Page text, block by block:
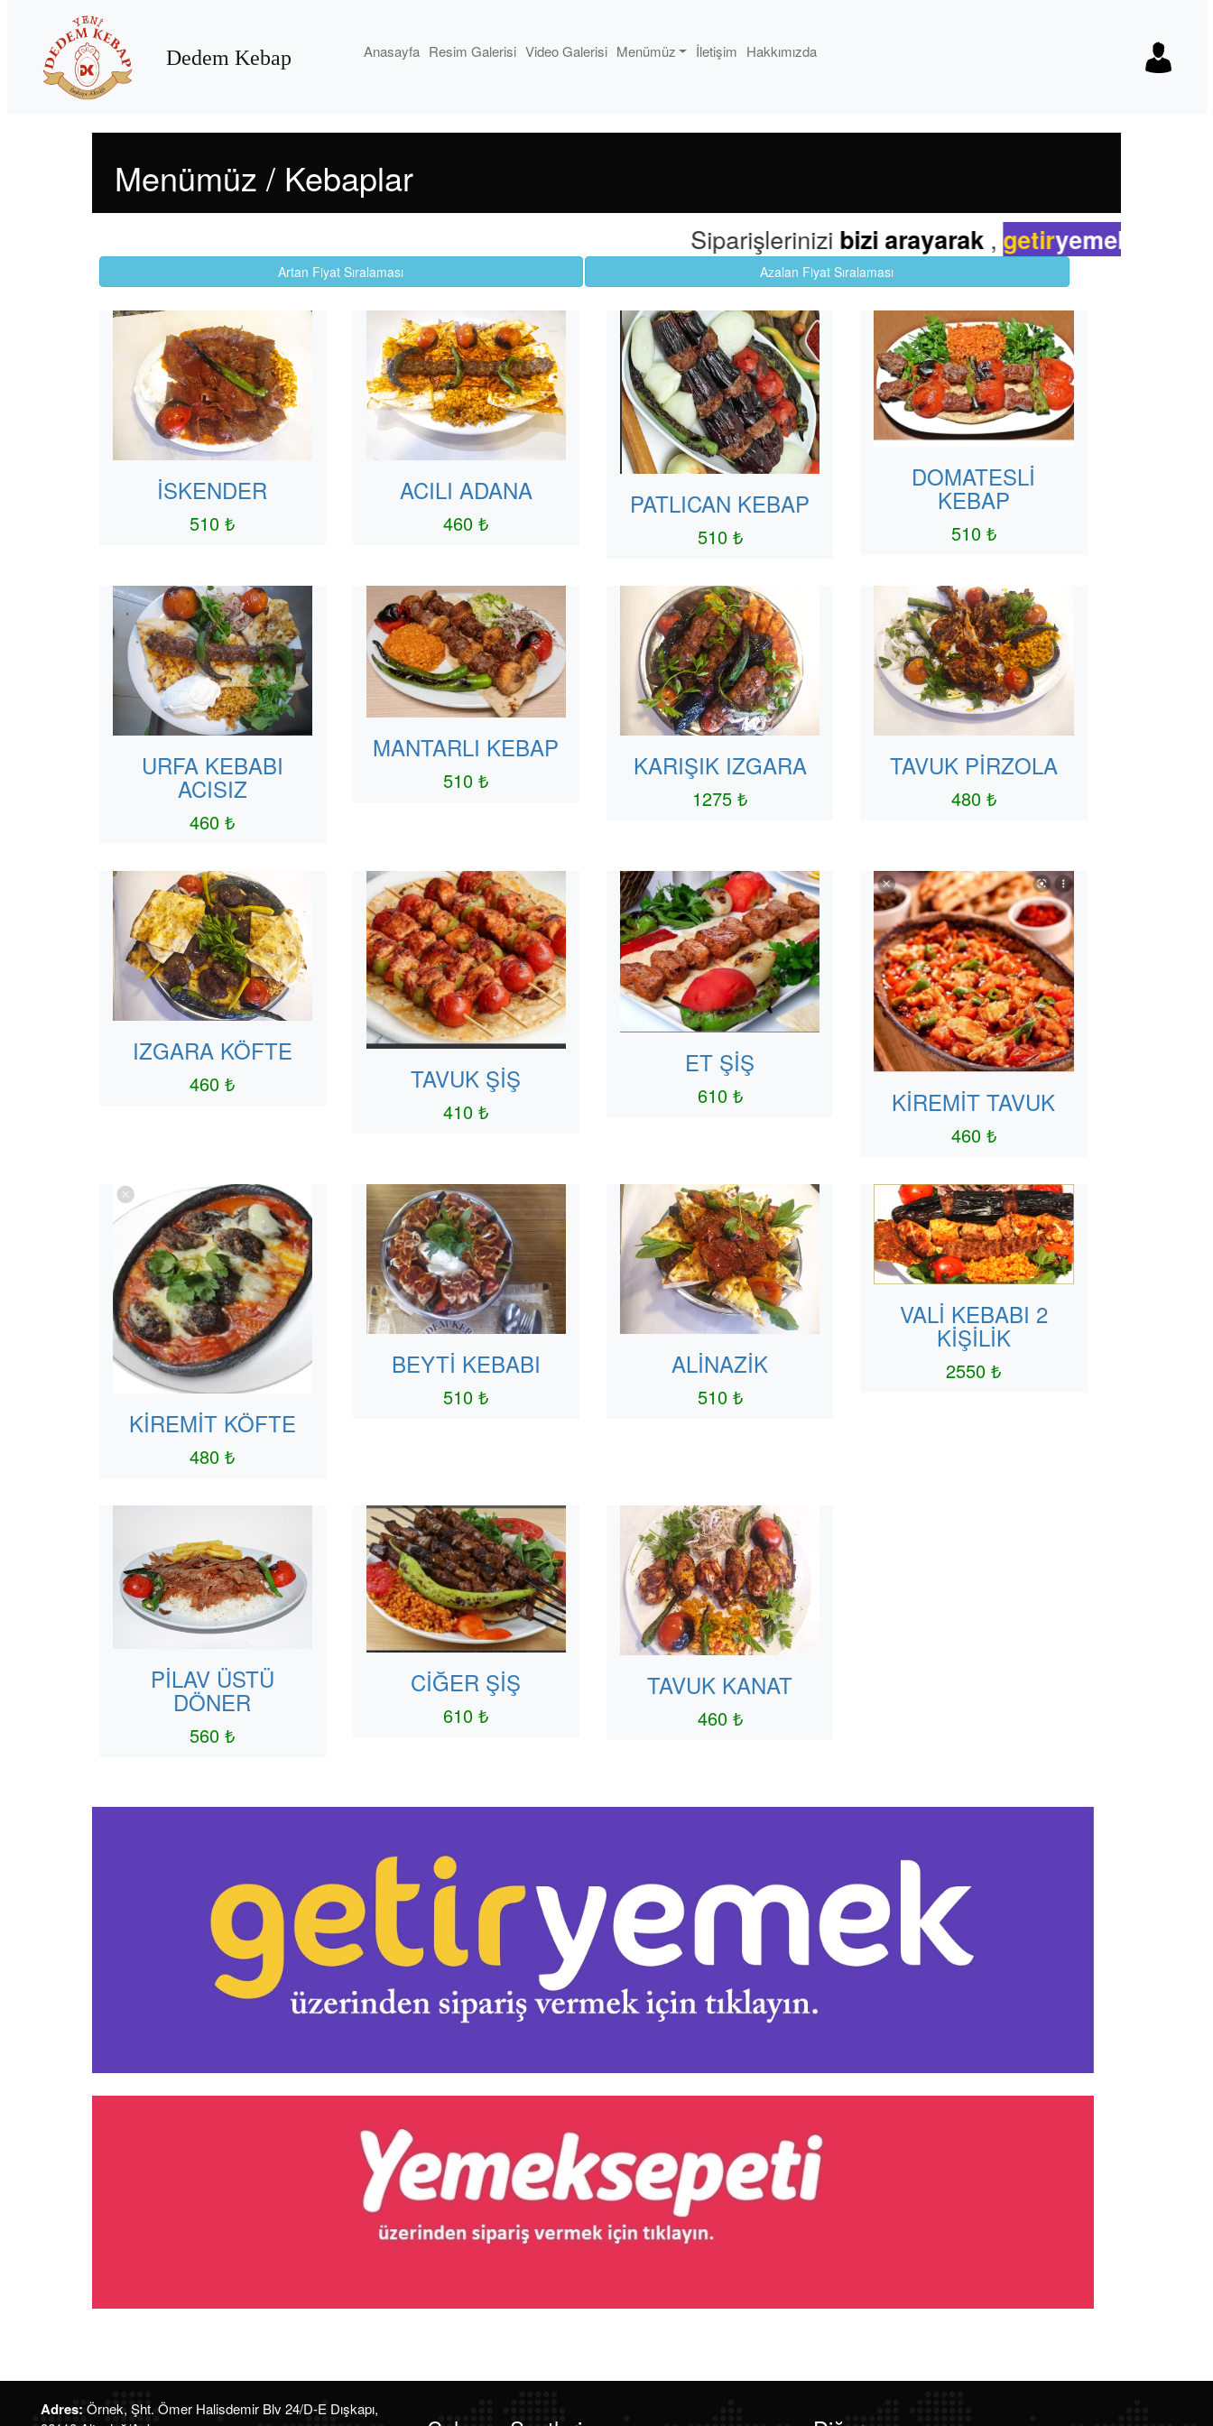
Dedem Kebap Anasayfa Resim Galerisi Video Galerisi Menümüz İletişim Hakkımızda
Menümüz / Kebaplar
Siparişlerinizibizi arayarak,getiryemek,
Artan Fiyat Sıralaması Azalan Fiyat Sıralaması
İSKENDER
510 ₺
ACILI ADANA
460 ₺
PATLICAN KEBAP
510 ₺
DOMATESLİ
KEBAP
510 ₺
URFA KEBABI
ACISIZ
460 ₺
MANTARLI KEBAP
510 ₺ KARIŞIK IZGARA
1275 ₺
TAVUK PİRZOLA
480 ₺
IZGARA KÖFTE
460 ₺ TAVUK ŞİŞ
410 ₺
ET ŞİŞ
610 ₺ KİREMİT TAVUK
460 ₺
KİREMİT KÖFTE
480 ₺
BEYTİ KEBABI
510 ₺
ALİNAZİK
510 ₺
VALİ KEBABI 2
KİŞİLİK
2550 ₺
PİLAV ÜSTÜ
DÖNER
560 ₺
CİĞER ŞİŞ
610 ₺
TAVUK KANAT
460 ₺
Adres: Örnek, Şht. Ömer Halisdemir Blv 24/D-E Dışkapı,